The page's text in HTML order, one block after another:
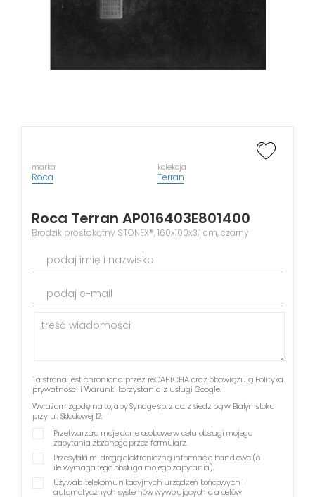
marka
Roca
kolekcja
Terran
Roca Terran AP016403E801400
Brodzik prostokątny STONEX®, 160x100x3,1 cm, czarny
podaj imię i nazwisko
podaj e-mail
Ta strona jest chroniona przez reCAPTCHA oraz obowiązują Polityka
prywatności i Warunki korzystania z usługi Google.
Wyrażam zgodę na to, aby Synage sp. z o.o. z siedzibą w Białymstoku
przy ul. Składowej 12:
Przetwarzała moje dane osobowe w celu obsługi mojego
zapytania złożonego przez formularz.
Przesyłała mi drogą elektroniczną informacje handlowe (o
ile wymaga tego obsługa mojego zapytania).
Używała telekomunikacyjnych urządzeń końcowych i
automatycznych systemów wywołujących dla celów